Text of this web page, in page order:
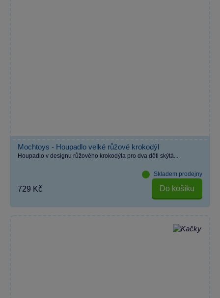
Mochtoys - Houpadlo velké růžové krokodýl
Houpadlo v designu růžového krokodýla pro dva děti skýtá...
Skladem prodejny
729 Kč Do košíku